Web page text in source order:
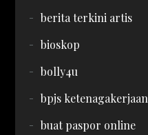
berita terkini artis
bioskop
bolly4u
bpjs ketenagakerjaan
buat paspor online